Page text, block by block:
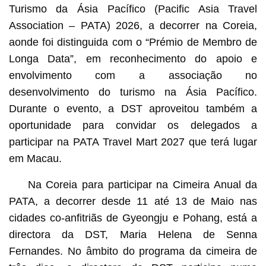
Turismo da Ásia Pacífico (Pacific Asia Travel
Association – PATA) 2026, a decorrer na Coreia,
aonde foi distinguida com o “Prémio de Membro de
Longa Data”, em reconhecimento do apoio e
envolvimento com a associação no
desenvolvimento do turismo na Ásia Pacífico.
Durante o evento, a DST aproveitou também a
oportunidade para convidar os delegados a
participar na PATA Travel Mart 2027 que terá lugar
em Macau.
Na Coreia para participar na Cimeira Anual da
PATA, a decorrer desde 11 até 13 de Maio nas
cidades co-anfitriãs de Gyeongju e Pohang, está a
directora da DST, Maria Helena de Senna
Fernandes. No âmbito do programa da cimeira de